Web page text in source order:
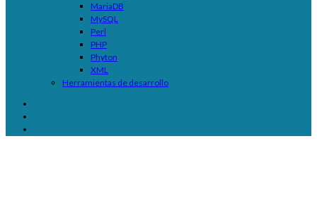
MariaDB
MySQL
Perl
PHP
Phyton
XML
Herramientas de desarrollo